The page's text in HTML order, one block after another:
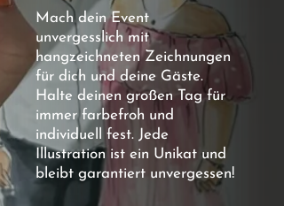
Mach dein Event
unvergesslich mit
hangzeichneten Zeichnungen
für dich und deine Gäste.
Halte deinen großen Tag für
immer farbefroh und
individuell fest. Jede
Illustration ist ein Unikat und
bleibt garantiert unvergessen!